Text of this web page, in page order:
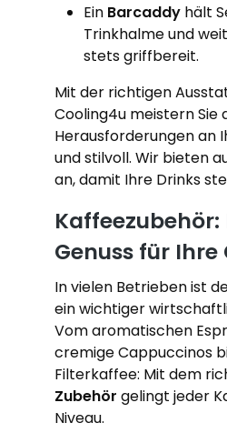
Ein Barcaddy hält
Trinkhalme und
stets griffbereit.
Mit der richtigen
Cooling4u meistern Sie
Herausforderungen an
und stilvoll. Wir bieten
an, damit Ihre Drinks
Genuss für Ihre
In vielen Betrieben ist
ein wichtiger
Vom aromatischen
cremige Cappuccinos
Filterkaffee: Mit dem
Zubehör gelingt jeder
Niveau.